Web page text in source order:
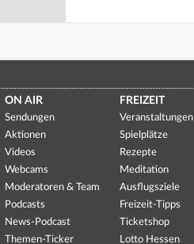
ON AIR
Sendungen
Aktionen
Videos
Webcams
Moderatoren & Team
Podcasts
News-Podcast
Themen-Ticker
FREIZEIT
Veranstaltungen
Spielplätze
Rezepte
Meditation
Ausflugsziele
Freizeit-Tipps
Ticketshop
Lotto Hessen